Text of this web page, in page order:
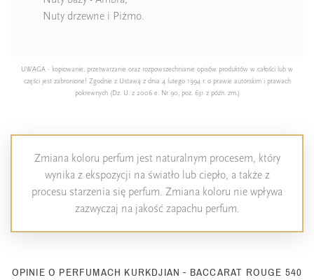
Nuty drzewne i Piżmo.
UWAGA - kopiowanie, przetwarzanie oraz rozpowszechnianie opisów produktów w całości lub w
części jest zabronione! Zgodnie z Ustawą z dnia 4 lutego 1994 r. o prawie autorskim i prawach
pokrewnych (Dz. U. z 2006 e. Nr 90, poz. 631 z późn. zm.)
Zmiana koloru perfum jest naturalnym procesem, który
wynika z ekspozycji na światło lub ciepło, a także z
procesu starzenia się perfum. Zmiana koloru nie wpływa
zazwyczaj na jakość zapachu perfum.
OPINIE O PERFUMACH KURKDJIAN - BACCARAT ROUGE 540